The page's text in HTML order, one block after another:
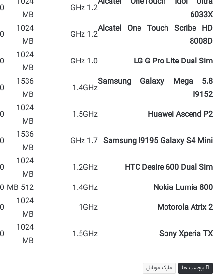
6033X
1.2 GHz
MB
Alcatel One Touch Scribe HD
8008D
1.2 GHz
1024
MB
LG G Pro Lite Dual Sim
1.0 GHz
1024
MB
Samsung Galaxy Mega 5.8
I9152
1.4GHz
1536
MB
Huawei Ascend P2
1.5GHz
1024
MB
Samsung I9195 Galaxy S4 Mini
1.7 GHz
1536
MB
HTC Desire 600 Dual Sim
1.2GHz
1024
MB
Nokia Lumia 800
1.4GHz
512 MB
Motorola Atrix 2
1GHz
1024
MB
Sony Xperia TX
1.5GHz
1024
MB
برچسب ها مارک موبایل